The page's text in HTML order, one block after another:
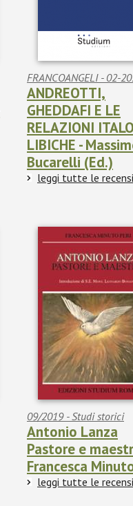
FRANCOANGELI - 02-
ANDREOTTI,
GHEDDAFI E LE
RELAZIONI
LIBICHE -
Bucarelli (Ed.)
leggi tutte le
09/2019 - Studi storici
Antonio Lanza
Pastore e
Francesca
leggi tutte le